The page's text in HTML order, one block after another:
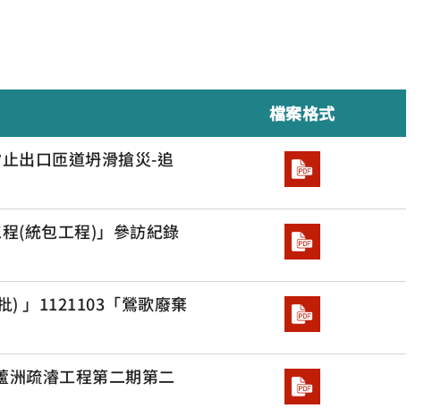
檔案格式
出口匝道坍滑搶災-追
(統包工程)」參訪紀錄
) 」1121103「鶯歌廢棄
洲疏濬工程第二期第二